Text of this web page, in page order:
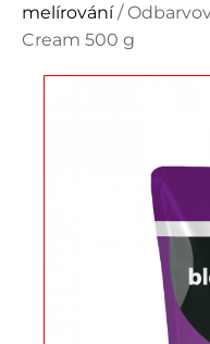
melírování/
Cream 500 g